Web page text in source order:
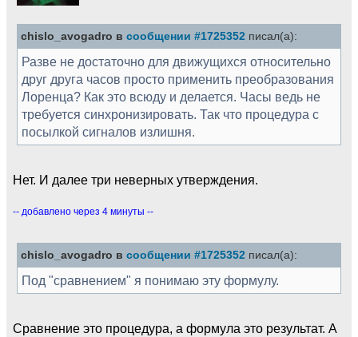
chislo_avogadro в сообщении #1725352 писал(а):
Разве не достаточно для движущихся относительно
друг друга часов просто применить преобразования
Лоренца? Как это всюду и делается. Часы ведь не
требуется синхронизировать. Так что процедура с
посылкой сигналов излишня.
Нет. И далее три неверных утверждения.
-- добавлено через 4 минуты --
chislo_avogadro в сообщении #1725352 писал(а):
Под "сравнением" я понимаю эту формулу.
Сравнение это процедура, а формула это результат. А